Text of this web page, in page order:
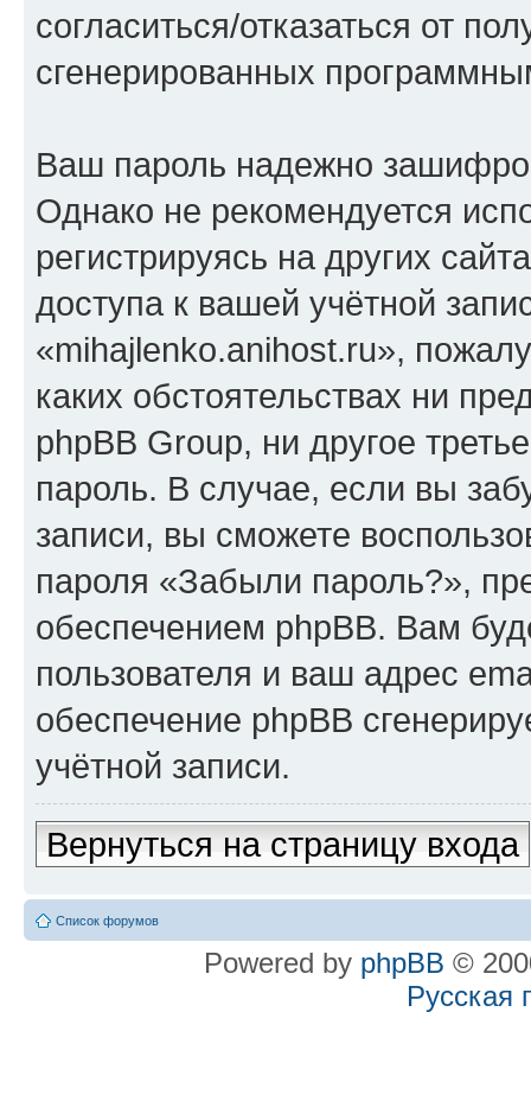
согласиться/отказаться от
сгенерированных
Ваш пароль надежно
Однако не рекомендуется
регистрируясь на других
доступа к вашей учётной
«mihajlenko.anihost.ru»,
каких обстоятельствах ни
phpBB Group, ни другое
пароль. В случае, если вы
записи, вы сможете
пароля «Забыли пароль?»,
обеспечением phpBB. Вам
пользователя и ваш адрес
обеспечение phpBB
учётной записи.
Вернуться на страницу входа
Список форумов
Powered by phpBB ©
Русская